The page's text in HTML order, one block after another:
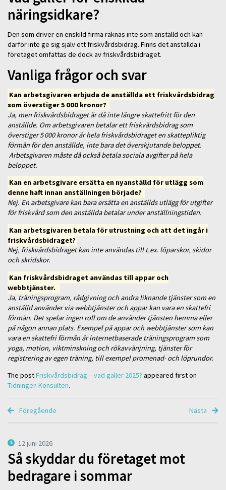
näringsidkare?
Den som driver en enskild firma räknas inte som anställd och kan
därför inte ge sig själv ett friskvårdsbidrag. Finns det anställda i
företaget omfattas de dock av friskvårdsbidraget.
Vanliga frågor och svar
Kan arbetsgivaren erbjuda de anställda ett friskvårdsbidrag
som överstiger 5 000 kronor?
Ja, men friskvårdsbidraget är då inte längre skattefritt för den
anställde. Om arbetsgivaren betalar ett friskvårdsbidrag som
överstiger 5 000 kronor är hela friskvårdsbidraget en skattepliktig
förmån för den anställde, inte bara det överskjutande beloppet.
Arbetsgivaren måste då också betala sociala avgifter på hela
beloppet.
Kan en arbetsgivare ersätta en nyanställd för utlägg som
denne haft innan anställningen började?
Nej. En arbetsgivare kan bara ersätta en anställds utlägg för utgifter
för friskvård som den anställda betalar under anställningstiden.
Kan arbetsgivaren betala för utrustning och att det ingår i
friskvårdsbidraget?
Nej, friskvårdsbidraget kan inte användas till t.ex. löparskor, skidor
och skridskor.
Kan friskvårdsbidraget användas till appar och
webbtjänster.
Ja, träningsprogram, rådgivning och andra liknande tjänster som en
anställd använder via webbtjänster och appar kan vara en skattefri
förmån. Det spelar ingen roll om de använder tjänsten hemma eller
på någon annan plats. Exempel på appar och webbtjänster som kan
vara en skattefri förmån är internetbaserade träningsprogram som
yoga, motion, viktminskning och rökavvänjning, tjänster för
registrering av egen träning, till exempel promenad- och löprundor.
The postFriskvårdsbidrag – vad gäller 2025? appeared first on
Tidningen Konsulten.
Föregående Nästa
12 juni 2026
Så skyddar du företaget mot
bedragare i sommar